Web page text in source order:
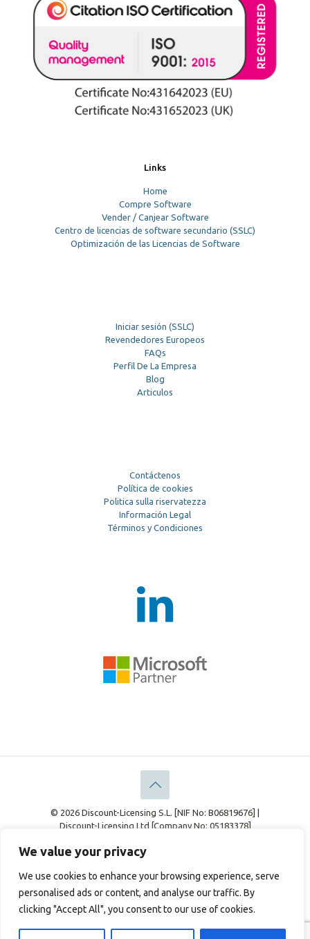
We value your privacy
We use cookies to enhance your browsing experience, serve
personalised ads or content, and analyse our traffic. By
clicking "Accept All", you consent to our use of cookies.
Links
Home
Compre Software
Vender / Canjear Software
Centro de licencias de software secundario (SSLC)
Optimización de las Licencias de Software
Iniciar sesión (SSLC)
Revendedores Europeos
FAQs
Perfil De La Empresa
Blog
Articulos
Contáctenos
Política de cookies
Politica sulla riservatezza
Información Legal
Términos y Condiciones
© 2026 Discount-Licensing S.L. [NIF No: B06819676] |
Discount-Licensing Ltd [Company No: 05183378]
Información Legal
Política de cookies